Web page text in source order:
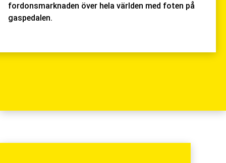
fordonsmarknaden över hela världen med foten på
gaspedalen.